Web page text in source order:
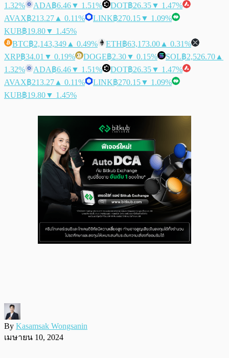
1.32%
ADA฿6.46▼ 1.51% DOT฿26.35▼ 1.47%
AVAX฿213.27 ▲ 0.11% LINK฿270.15▼ 1.09%
KUB฿19.80▼ 1.45%
BTC฿2,143,349 ▲ 0.49% ETH฿63,173.00 ▲ 0.31%
XRP฿34.01 ▼ 0.19% DOGE฿2.30▼ 0.15% SOL฿2,526.70 ▲
1.32%
ADA฿6.46▼ 1.51% DOT฿26.35▼ 1.47%
AVAX฿213.27 ▲ 0.11% LINK฿270.15▼ 1.09%
KUB฿19.80▼ 1.45%
By Kasamsak Wongsanin
เมษายน 10, 2024